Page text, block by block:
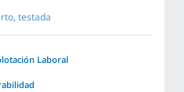
testada
Laboral